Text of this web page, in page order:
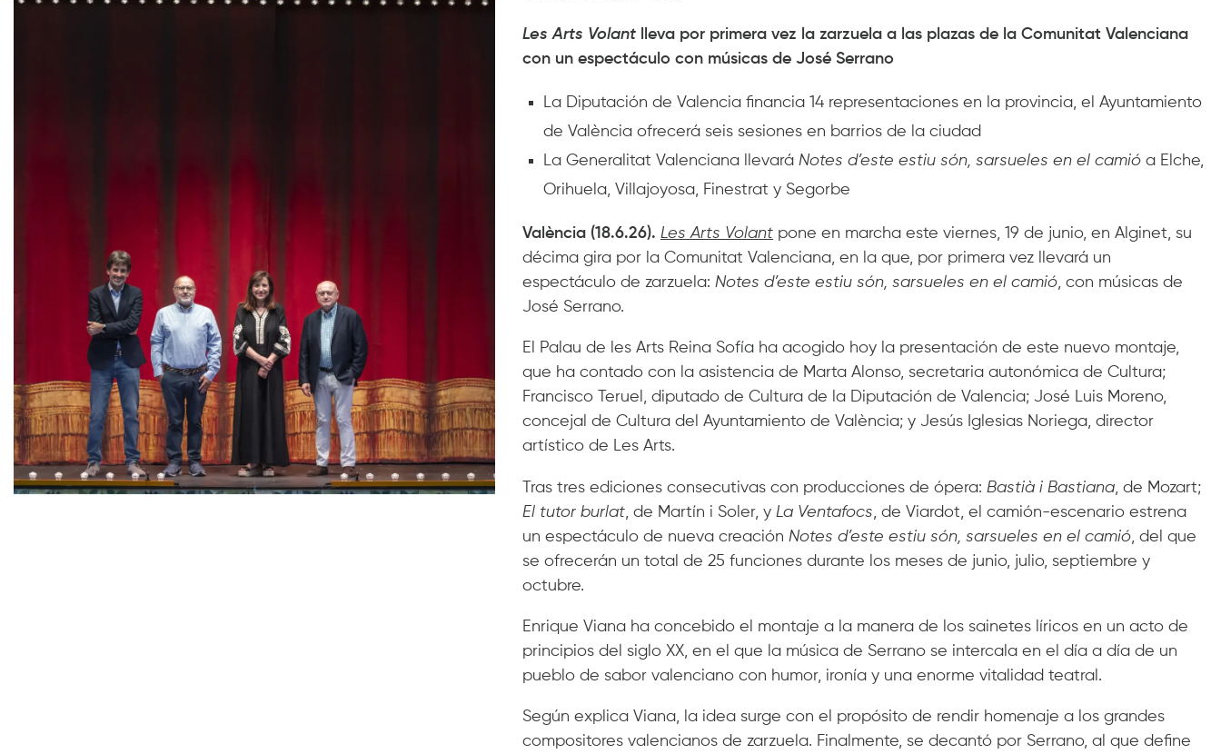
Les Arts Volant lleva por primera vez la zarzuela a las plazas de la Comunitat Valenciana
con un espectáculo con músicas de José Serrano
La Diputación de Valencia financia 14 representaciones en la provincia, el Ayuntamiento
de València ofrecerá seis sesiones en barrios de la ciudad
La Generalitat Valenciana llevará Notes d’este estiu són, sarsueles en el camió a Elche,
Orihuela, Villajoyosa, Finestrat y Segorbe
València (18.6.26). Les Arts Volant pone en marcha este viernes, 19 de junio, en Alginet, su
décima gira por la Comunitat Valenciana, en la que, por primera vez llevará un
espectáculo de zarzuela: Notes d’este estiu són, sarsueles en el camió, con músicas de
José Serrano.
El Palau de les Arts Reina Sofía ha acogido hoy la presentación de este nuevo montaje,
que ha contado con la asistencia de Marta Alonso, secretaria autonómica de Cultura;
Francisco Teruel, diputado de Cultura de la Diputación de Valencia; José Luis Moreno,
concejal de Cultura del Ayuntamiento de València; y Jesús Iglesias Noriega, director
artístico de Les Arts.
Tras tres ediciones consecutivas con producciones de ópera: Bastià i Bastiana , de Mozart;
El tutor burlat , de Martín i Soler, y La Ventafocs , de Viardot, el camión-escenario estrena
un espectáculo de nueva creación Notes d’este estiu són, sarsueles en el camió , del que
se ofrecerán un total de 25 funciones durante los meses de junio, julio, septiembre y
octubre.
Enrique Viana ha concebido el montaje a la manera de los sainetes líricos en un acto de
principios del siglo XX, en el que la música de Serrano se intercala en el día a día de un
pueblo de sabor valenciano con humor, ironía y una enorme vitalidad teatral.
Según explica Viana, la idea surge con el propósito de rendir homenaje a los grandes
compositores valencianos de zarzuela. Finalmente, se decantó por Serrano, al que define